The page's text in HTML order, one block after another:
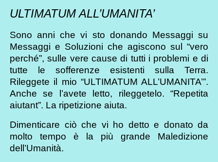
ULTIMATUM ALL’UMANITA’
Sono anni che vi sto donando Messaggi su
Messaggi e Soluzioni che agiscono sul “vero
perché”, sulle vere cause di tutti i problemi e di
tutte le sofferenze esistenti sulla Terra.
Rileggete il mio “ULTIMATUM ALL’UMANITA’”.
Anche se l’avete letto, rileggetelo. “Repetita
aiutant”. La ripetizione aiuta.
Dimenticare ciò che vi ho detto e donato da
molto tempo è la più grande Maledizione
dell’Umanità.